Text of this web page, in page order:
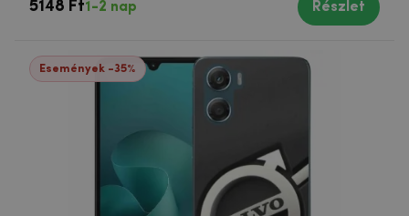
5148 Ft1-2 nap Részlet
Események -35%